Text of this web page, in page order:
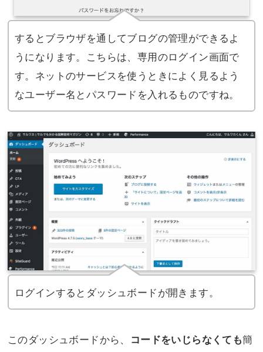
するとブラウザを通してブログの管理ができるよ
うになります。こちらは、専用のログイン画面で
す。ネットのサービスを使うときによく見るよう
なユーザー名とパスワードを入れるものですね。
ログインするとダッシュボードが開きます。
このダッシュボードから、 コードをいじらなくても簡